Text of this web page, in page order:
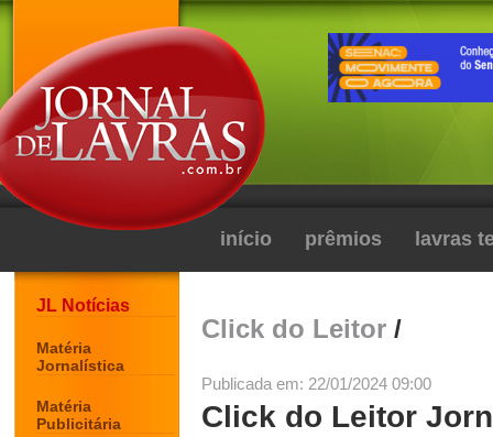
início prêmios lavras
JL Notícias
Matéria
Jornalística
Matéria
Publicitária
Click do Leitor /
Publicada em: 22/01/2024 09:00
Click do Leitor